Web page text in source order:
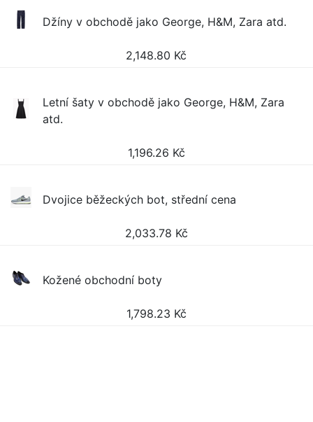
Džíny v obchodě jako George, H&M, Zara atd.
2,148.80 Kč
Letní šaty v obchodě jako George, H&M, Zara
atd.
1,196.26 Kč
Dvojice běžeckých bot, střední cena
2,033.78 Kč
Kožené obchodní boty
1,798.23 Kč